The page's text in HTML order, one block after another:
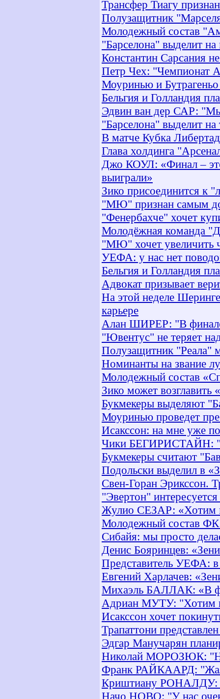
Трансфер Тиагу
Полузащитник
Молодежный состав
"Барселона" выделит
Константин Сарсания
Петр Чех: "Чемпионат
Моуринью и
Бельгия и Голландия
Эдвин ван дер САР:
"Барселона" выделит
В матче Кубка
Глава холдинга
Джо КОУЛ: «Финал –
выиграли»
Зико присоединится к
"МЮ" признан самым
"Фенербахче" хочет
Молодёжная команда
"МЮ" хочет увеличить
УЕФА: у нас нет
Бельгия и Голландия
Адвокат призывает
На этой неделе
карьере
Алан ШИРЕР: "В
"Ювентус" не теряет
Полузащитник "Реала"
Номинанты на звание
Молодежный состав
Зико может возглавить
Букмекеры выделяют
Моуринью проведет
Исакссон: на мне уже
Чики БЕГИРИСТАЙН: "В
Букмекеры считают
Подольски выделил в
Свен-Горан Эрикссон.
"Эвертон"
Жулио СЕЗАР: «Хотим
Молодежный состав ФК
Сибайя: мы просто
Денис Бояринцев:
Представитель УЕФА:
Евгений Харлачев:
Михаэль БАЛЛАК: «В
Адриан МУТУ: "Хотим
Исакссон хочет
Трапаттони
Эдгар Манучарян
Николай МОРОЗЮК:
Франк РАЙКААРД:
Криштиану РОНАЛДУ:
Начо НОВО: "У нас